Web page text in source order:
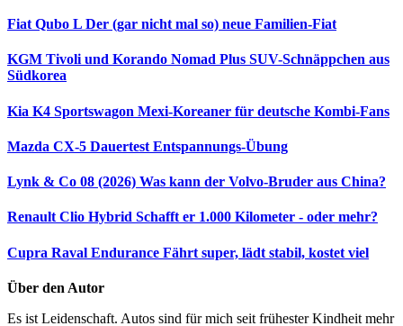
Fiat Qubo L Der (gar nicht mal so) neue Familien-Fiat
KGM Tivoli und Korando Nomad Plus SUV-Schnäppchen aus
Südkorea
Kia K4 Sportswagon Mexi-Koreaner für deutsche Kombi-Fans
Mazda CX-5 Dauertest Entspannungs-Übung
Lynk & Co 08 (2026) Was kann der Volvo-Bruder aus China?
Renault Clio Hybrid Schafft er 1.000 Kilometer - oder mehr?
Cupra Raval Endurance Fährt super, lädt stabil, kostet viel
Über den Autor
Es ist Leidenschaft. Autos sind für mich seit frühester Kindheit mehr